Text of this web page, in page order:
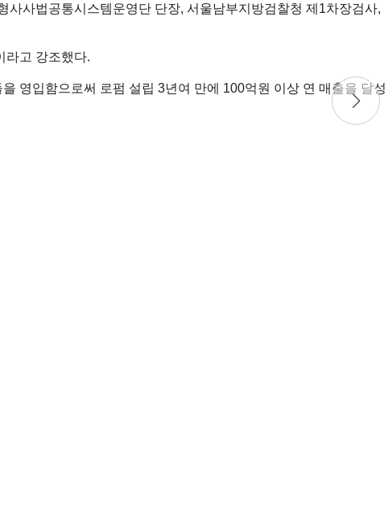
사법공통시스템운영단 단장, 서울남부지방검찰청 제1차장검사,
라고 강조했다.
영입함으로써 로펌 설립 3년여 만에 100억원 이상 연 매출을 달성